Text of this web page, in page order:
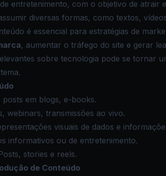
entretenimento, com o objetivo de atrair
diversas formas, como textos,
é essencial para estratégias de
, aumentar o tráfego do site e gerar
sobre tecnologia pode se tornar
posts em blogs, e-books.
webinars, transmissões ao vivo.
visuais de dados e
informativos ou de entretenimento.
stories e reels.
de Conteúdo